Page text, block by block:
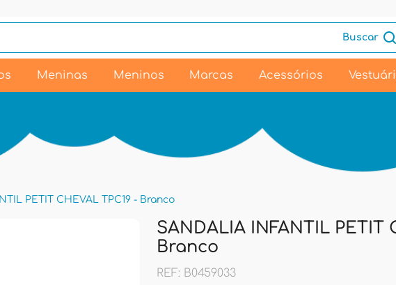
Buscar
Meninas Meninos Marcas Acessórios
PETIT CHEVAL TPC19 - Branco
SANDALIA INFANTIL PETIT
Branco
REF: B0459033